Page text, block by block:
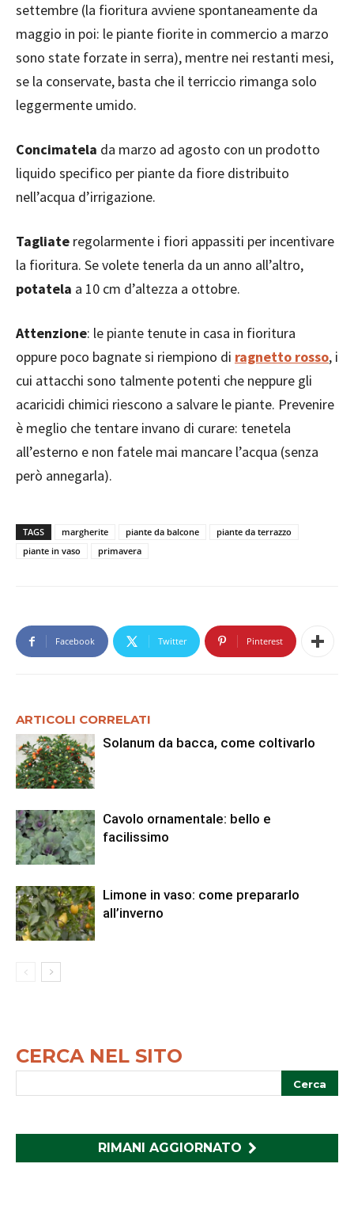
settembre (la fioritura avviene spontaneamente da
maggio in poi: le piante fiorite in commercio a marzo
sono state forzate in serra), mentre nei restanti mesi,
se la conservate, basta che il terriccio rimanga solo
leggermente umido.
Concimatela da marzo ad agosto con un prodotto
liquido specifico per piante da fiore distribuito
nell’acqua d’irrigazione.
Tagliate regolarmente i fiori appassiti per incentivare
la fioritura. Se volete tenerla da un anno all’altro,
potatela a 10 cm d’altezza a ottobre.
Attenzione: le piante tenute in casa in fioritura
oppure poco bagnate si riempiono di ragnetto rosso, i
cui attacchi sono talmente potenti che neppure gli
acaricidi chimici riescono a salvare le piante. Prevenire
è meglio che tentare invano di curare: tenetela
all’esterno e non fatele mai mancare l’acqua (senza
però annegarla).
TAGS margherite piante da balcone
piante da terrazzo
piante in vaso
primavera
Facebook Twitter Pinterest
ARTICOLI CORRELATI
Solanum da bacca, come coltivarlo
Cavolo ornamentale: bello e
facilissimo
Limone in vaso: come prepararlo
all’inverno
CERCA NEL SITO
RIMANI AGGIORNATO